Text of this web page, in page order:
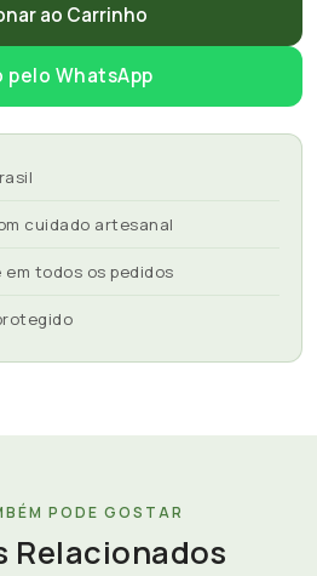
ao Carrinho
pelo WhatsApp
cuidado artesanal
todos os pedidos
PODE GOSTAR
Relacionados